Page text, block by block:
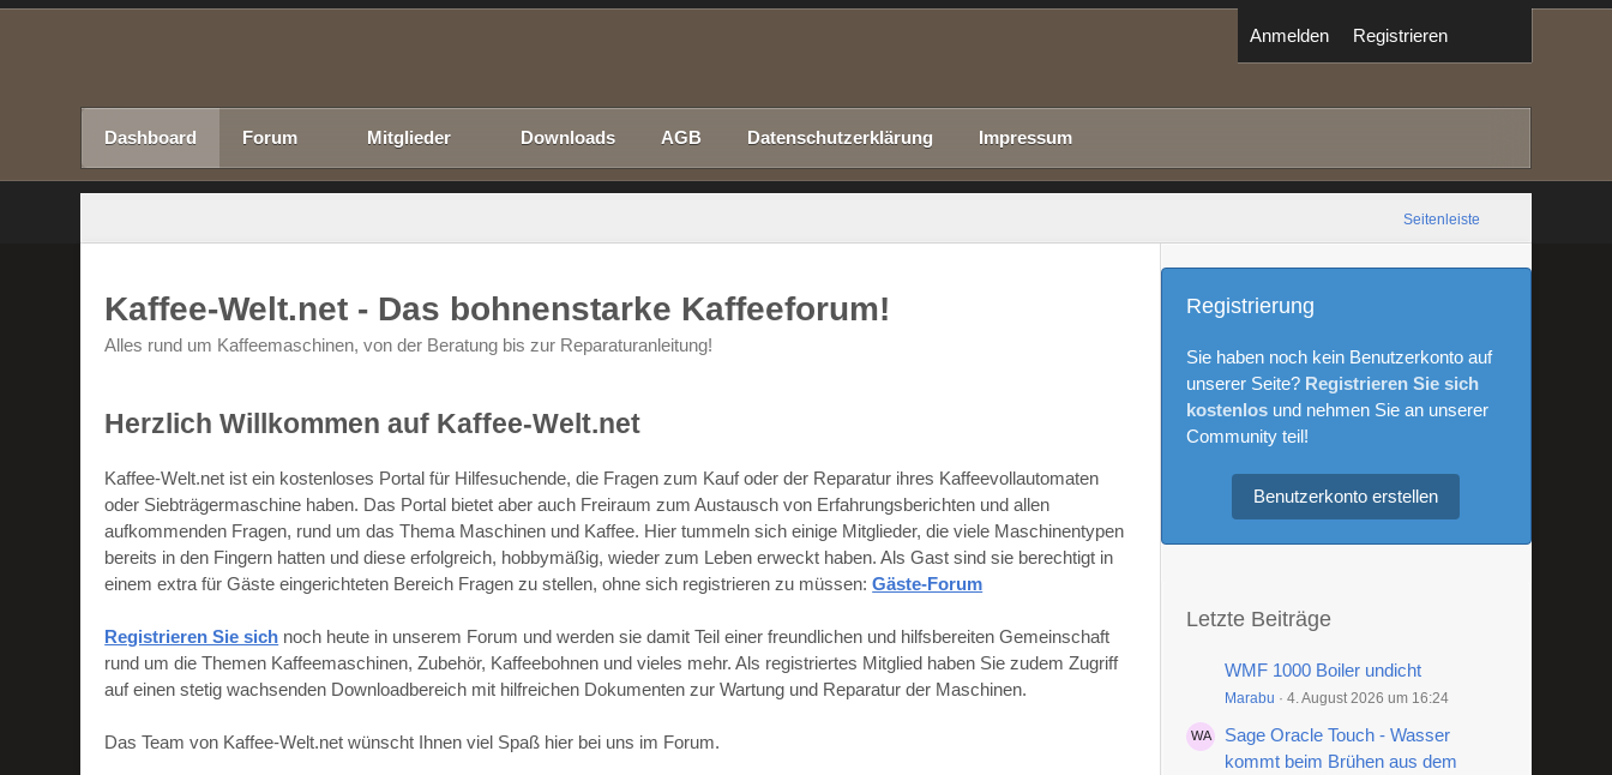
Anmelden Registrieren
Dashboard Forum Mitglieder Downloads AGB Datenschutzerklärung Impressum
Seitenleiste
Kaffee-Welt.net - Das bohnenstarke Kaffeeforum!
Alles rund um Kaffeemaschinen, von der Beratung bis zur Reparaturanleitung!
Herzlich Willkommen auf Kaffee-Welt.net
Kaffee-Welt.net ist ein kostenloses Portal für Hilfesuchende, die Fragen zum Kauf oder der Reparatur ihres Kaffeevollautomaten
oder Siebträgermaschine haben. Das Portal bietet aber auch Freiraum zum Austausch von Erfahrungsberichten und allen
aufkommenden Fragen, rund um das Thema Maschinen und Kaffee. Hier tummeln sich einige Mitglieder, die viele Maschinentypen
bereits in den Fingern hatten und diese erfolgreich, hobbymäßig, wieder zum Leben erweckt haben. Als Gast sind sie berechtigt in
einem extra für Gäste eingerichteten Bereich Fragen zu stellen, ohne sich registrieren zu müssen:Gäste-Forum
Registrieren Sie sich noch heute in unserem Forum und werden sie damit Teil einer freundlichen und hilfsbereiten Gemeinschaft
rund um die Themen Kaffeemaschinen, Zubehör, Kaffeebohnen und vieles mehr. Als registriertes Mitglied haben Sie zudem Zugriff
auf einen stetig wachsenden Downloadbereich mit hilfreichen Dokumenten zur Wartung und Reparatur der Maschinen.
Das Team von Kaffee-Welt.net wünscht Ihnen viel Spaß hier bei uns im Forum.
Registrierung
Sie haben noch kein Benutzerkonto auf
unserer Seite? Registrieren Sie sich
kostenlosund nehmen Sie an unserer
Community teil!
Benutzerkonto erstellen
Letzte Beiträge
WMF 1000 Boiler undicht
Marabu 4. August 2026 um 16:24
Sage Oracle Touch - Wasser
kommt beim Brühen aus dem